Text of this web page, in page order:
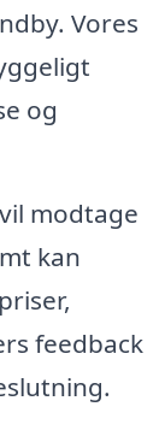
Vores
og
modtage
kan
feedback